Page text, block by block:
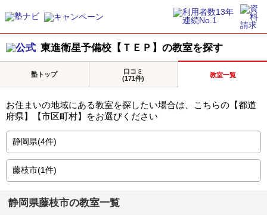
東進衛星予備校【ＴＥＰ】の教室を探す
塾トップ
口コミ
(171件)
教室一覧
お住まいの地域にある教室を探したい場合は、こちらの【都道
府県】【市区町村】をお選びください
静岡県藤枝市の教室一覧